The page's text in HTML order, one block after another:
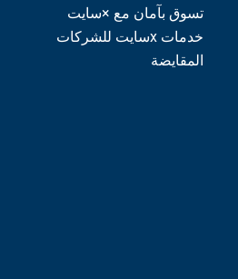
تسوق بآمان مع ×سايت
خدمات xسايت للشركات
المقايضة